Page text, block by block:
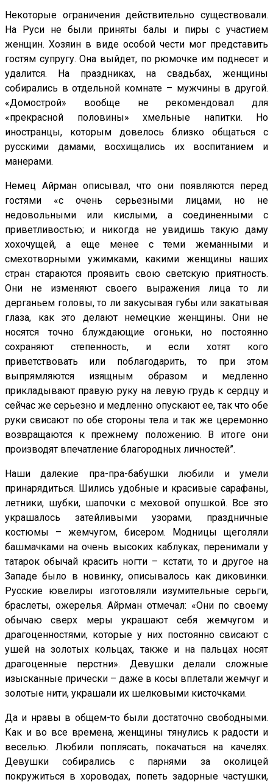
Некоторые ограничения действительно существовали.
На Руси не были приняты балы и пиры с участием
женщин. Хозяин в виде особой чести мог представить
гостям супругу. Она выйдет, по рюмочке им поднесет и
удалится. На праздниках, на свадьбах, женщины
собирались в отдельной комнате – мужчины в другой.
«Домострой» вообще не рекомендовал для
«прекрасной половины» хмельные напитки. Но
иностранцы, которым довелось близко общаться с
русскими дамами, восхищались их воспитанием и
манерами.
Немец Айрман описывал, что они появляются перед
гостями «с очень серьезными лицами, но не
недовольными или кислыми, а соединенными с
приветливостью; и никогда не увидишь такую даму
хохочущей, а еще менее с теми жеманными и
смехотворными ужимками, какими женщины наших
стран стараются проявить свою светскую приятность.
Они не изменяют своего выражения лица то ли
дерганьем головы, то ли закусывая губы или закатывая
глаза, как это делают немецкие женщины. Они не
носятся точно блуждающие огоньки, но постоянно
сохраняют степенность, и если хотят кого
приветствовать или поблагодарить, то при этом
выпрямляются изящным образом и медленно
прикладывают правую руку на левую грудь к сердцу и
сейчас же серьезно и медленно опускают ее, так что обе
руки свисают по обе стороны тела и так же церемонно
возвращаются к прежнему положению. В итоге они
производят впечатление благородных личностей”.
Наши далекие пра-пра-бабушки любили и умели
принарядиться. Шились удобные и красивые сарафаны,
летники, шубки, шапочки с меховой опушкой. Все это
украшалось затейливыми узорами, праздничные
костюмы – жемчугом, бисером. Модницы щеголяли
башмачками на очень высоких каблуках, перенимали у
татарок обычай красить ногти – кстати, то и другое на
Западе было в новинку, описывалось как диковинки.
Русские ювелиры изготовляли изумительные серьги,
браслеты, ожерелья. Айрман отмечал: «Они по своему
обычаю сверх меры украшают себя жемчугом и
драгоценностями, которые у них постоянно свисают с
ушей на золотых кольцах, также и на пальцах носят
драгоценные перстни». Девушки делали сложные
изысканные прически – даже в косы вплетали жемчуг и
золотые нити, украшали их шелковыми кисточками.
Да и нравы в общем-то были достаточно свободными.
Как и во все времена, женщины тянулись к радости и
веселью. Любили поплясать, покачаться на качелях.
Девушки собирались с парнями за околицей
покружиться в хороводах, попеть задорные частушки,